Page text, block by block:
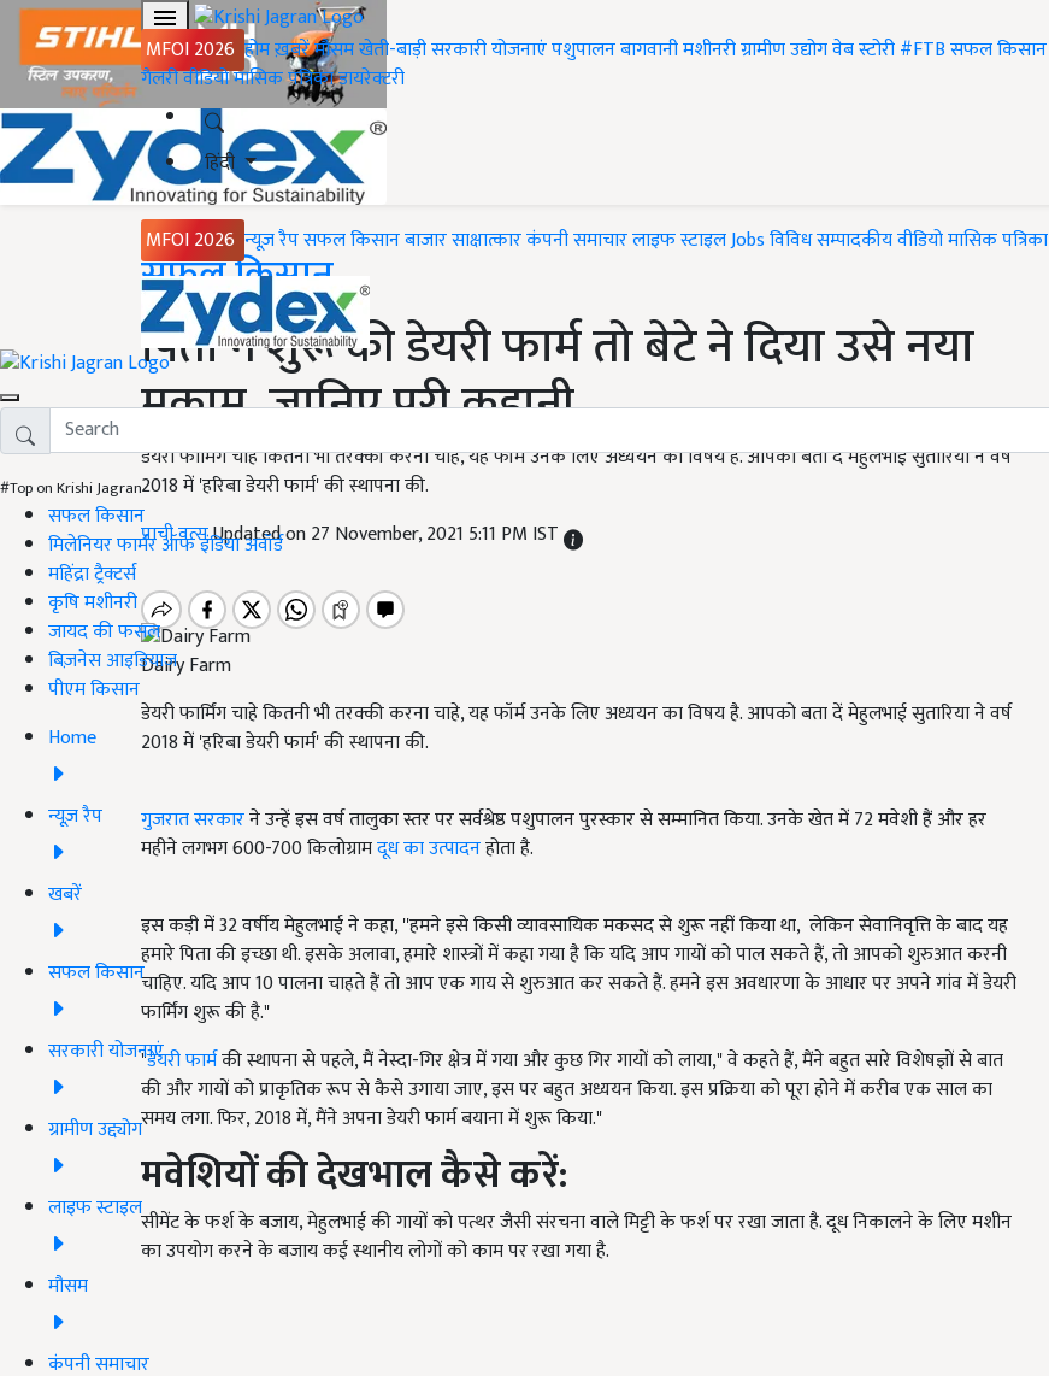
MFOI 2026 होमख़बरेंमौसमखेती-बाड़ीसरकारी योजनाएंपशुपालनबागवानीमशीनरीग्रामीण उद्योगवेब स्टोरी#FTBसफल किसान
गैलरीवीडियोमासिक पत्रिकाडायरेक्टरी
हिंदी
MFOI 2026 न्यूज़ रैपसफल किसानबाजारसाक्षात्कारकंपनी समाचारलाइफ स्टाइलJobsविविधसम्पादकीयवीडियोमासिक पत्रिका
#Top on Krishi Jagran
सफल किसान
मिलेनियर फार्मर ऑफ इंडिया अवॉर्ड
महिंद्रा ट्रैक्टर्स
कृषि मशीनरी
जायद की फसल
बिज़नेस आइडियाज
पीएम किसान
Home
न्यूज़ रैप
खबरें
सफल किसान
सरकारी योजनाएं
ग्रामीण उद्द्योग
लाइफ स्टाइल
मौसम
कंपनी समाचार
Home
सफल किसान
पिता ने शुरू की डेयरी फार्म तो बेटे ने दिया उसे नया
मुकाम, जानिए पूरी कहानी
डेयरी फार्मिंग चाहे कितनी भी तरक्की करना चाहे, यह फॉर्म उनके लिए अध्ययन का विषय है. आपको बता दें मेहुलभाई सुतारिया ने वर्ष
2018 में 'हरिबा डेयरी फार्म' की स्थापना की.
प्राची वत्सUpdated on 27 November, 2021 5:11 PM IST
Dairy Farm
डेयरी फार्मिंग चाहे कितनी भी तरक्की करना चाहे, यह फॉर्म उनके लिए अध्ययन का विषय है. आपको बता दें मेहुलभाई सुतारिया ने वर्ष
2018 में 'हरिबा डेयरी फार्म' की स्थापना की.
गुजरात सरकारने उन्हें इस वर्ष तालुका स्तर पर सर्वश्रेष्ठ पशुपालन पुरस्कार से सम्मानित किया. उनके खेत में 72 मवेशी हैं और हर
महीने लगभग 600-700 किलोग्रामदूध का उत्पादनहोता है.
इस कड़ी में 32 वर्षीय मेहुलभाई ने कहा, ''हमने इसे किसी व्यावसायिक मकसद से शुरू नहीं किया था, लेकिन सेवानिवृत्ति के बाद यह
हमारे पिता की इच्छा थी. इसके अलावा, हमारे शास्त्रों में कहा गया है कि यदि आप गायों को पाल सकते हैं, तो आपको शुरुआत करनी
चाहिए. यदि आप 10 पालना चाहते हैं तो आप एक गाय से शुरुआत कर सकते हैं. हमने इस अवधारणा के आधार पर अपने गांव में डेयरी
फार्मिंग शुरू की है."
"डेयरी फार्मकी स्थापना से पहले, मैं नेस्दा-गिर क्षेत्र में गया और कुछ गिर गायों को लाया," वे कहते हैं, मैंने बहुत सारे विशेषज्ञों से बात
की और गायों को प्राकृतिक रूप से कैसे उगाया जाए, इस पर बहुत अध्ययन किया. इस प्रक्रिया को पूरा होने में करीब एक साल का
समय लगा. फिर, 2018 में, मैंने अपना डेयरी फार्म बयाना में शुरू किया."
मवेशियों की देखभाल कैसे करें:
सीमेंट के फर्श के बजाय, मेहुलभाई की गायों को पत्थर जैसी संरचना वाले मिट्टी के फर्श पर रखा जाता है. दूध निकालने के लिए मशीन
का उपयोग करने के बजाय कई स्थानीय लोगों को काम पर रखा गया है.